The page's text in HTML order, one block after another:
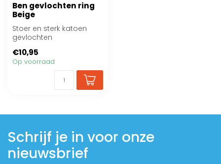
Ben gevlochten ring
Beige
Stoer en sterk katoen
gevlochten
€10,95
Op voorraad
Schrijf je in voor onze
nieuwsbrief